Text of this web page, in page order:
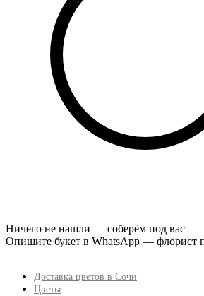
Ничего не нашли — соберём под вас
Опишите букет в WhatsApp — флорист
Доставка цветов в Сочи
Цветы